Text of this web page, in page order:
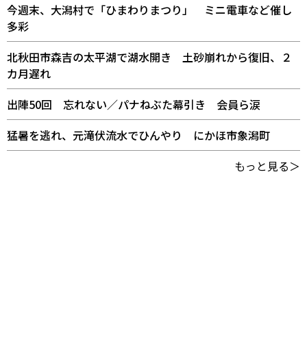
今週末、大潟村で「ひまわりまつり」 ミニ電車など催し
多彩
北秋田市森吉の太平湖で湖水開き 土砂崩れから復旧、２
カ月遅れ
出陣50回 忘れない／パナねぶた幕引き 会員ら涙
猛暑を逃れ、元滝伏流水でひんやり にかほ市象潟町
もっと見る＞